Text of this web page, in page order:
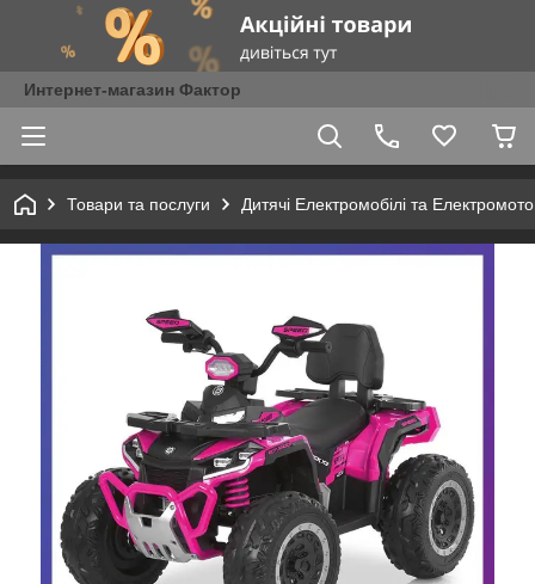
Интернет-магазин Фактор
Товари та послуги Дитячі Електромобілі та